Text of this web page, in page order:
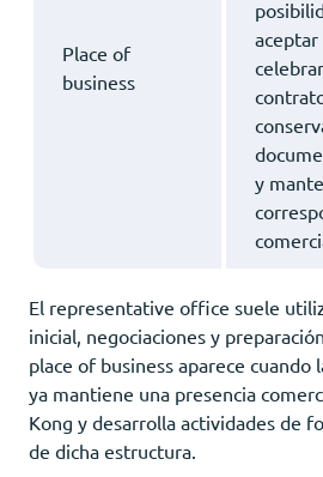
Place of
business
aceptar
celebrar
y
El representative office suele
inicial, negociaciones y
place of business aparece cuando
ya mantiene una presencia
Kong y desarrolla actividades de
de dicha estructura.